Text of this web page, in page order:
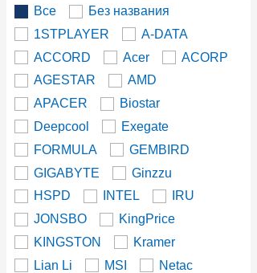
Все
Без названия
1STPLAYER
A-DATA
ACCORD
Acer
ACORP
AGESTAR
AMD
APACER
Biostar
Deepcool
Exegate
FORMULA
GEMBIRD
GIGABYTE
Ginzzu
HSPD
INTEL
IRU
JONSBO
KingPrice
KINGSTON
Kramer
Lian Li
MSI
Netac